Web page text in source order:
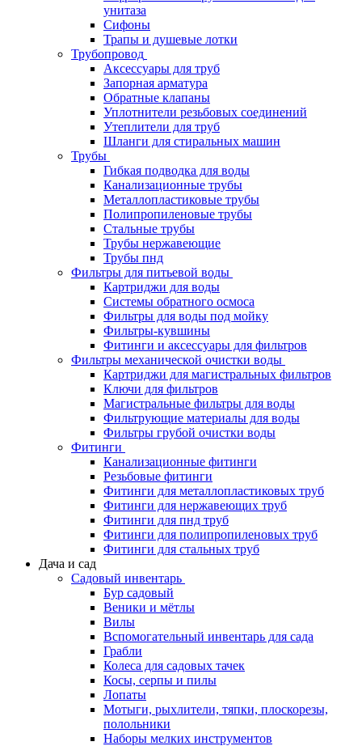
унитаза
Сифоны
Трапы и душевые лотки
Трубопровод
Аксессуары для труб
Запорная арматура
Обратные клапаны
Уплотнители резьбовых соединений
Утеплители для труб
Шланги для стиральных машин
Трубы
Гибкая подводка для воды
Канализационные трубы
Металлопластиковые трубы
Полипропиленовые трубы
Стальные трубы
Трубы нержавеющие
Трубы пнд
Фильтры для питьевой воды
Картриджи для воды
Системы обратного осмоса
Фильтры для воды под мойку
Фильтры-кувшины
Фитинги и аксессуары для фильтров
Фильтры механической очистки воды
Картриджи для магистральных фильтров
Ключи для фильтров
Магистральные фильтры для воды
Фильтрующие материалы для воды
Фильтры грубой очистки воды
Фитинги
Канализационные фитинги
Резьбовые фитинги
Фитинги для металлопластиковых труб
Фитинги для нержавеющих труб
Фитинги для пнд труб
Фитинги для полипропиленовых труб
Фитинги для стальных труб
Дача и сад
Садовый инвентарь
Бур садовый
Веники и мётлы
Вилы
Вспомогательный инвентарь для сада
Грабли
Колеса для садовых тачек
Косы, серпы и пилы
Лопаты
Мотыги, рыхлители, тяпки, плоскорезы,
полольники
Наборы мелких инструментов